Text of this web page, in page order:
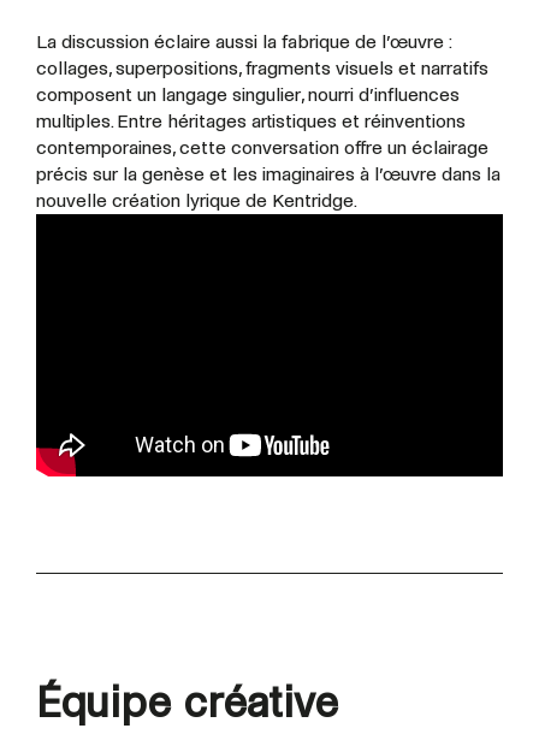
La discussion éclaire aussi la fabrique de l’œuvre :
collages, superpositions, fragments visuels et narratifs
composent un langage singulier, nourri d’influences
multiples. Entre héritages artistiques et réinventions
contemporaines, cette conversation offre un éclairage
précis sur la genèse et les imaginaires à l’œuvre dans la
nouvelle création lyrique de Kentridge.
Équipe créative